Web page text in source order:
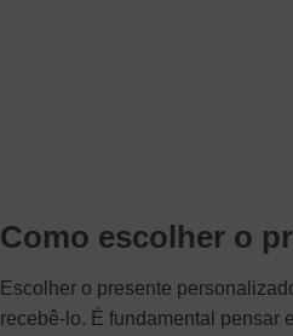
Como escolher o
Escolher o presente
recebê-lo. É fundamental pensar